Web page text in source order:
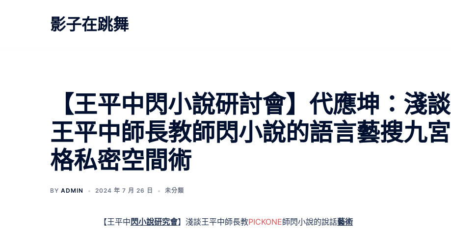
影子在跳舞
【王平中閃小說研討會】代應坤：淺談
王平中師長教師閃小說的語言藝搜九宮
格私密空間術
BY ADMIN 2024 年 7 月 26 日 未分類
【王平中 閃小說研究會】淺談王平中師長教PICKONE師閃小說的說話藝術